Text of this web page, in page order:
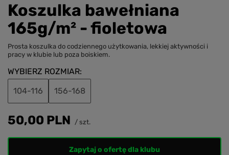
Koszulka bawełniana
165g/m² - fioletowa
Prosta koszulka do codziennego użytkowania, lekkiej aktywności i
pracy w klubie lub poza boiskiem.
WYBIERZ ROZMIAR
104-116
156-168
50,00 PLN / szt.
Zapytaj o ofertę dla klubu